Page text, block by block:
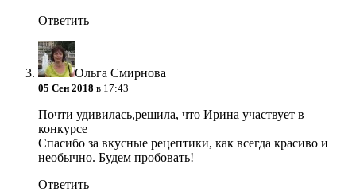
Ответить
Ольга Смирнова
05 Сен 2018 в 17:43
Почти удивилась,решила, что Ирина участвует в
конкурсе
Спасибо за вкусные рецептики, как всегда красиво и
необычно. Будем пробовать!
Ответить